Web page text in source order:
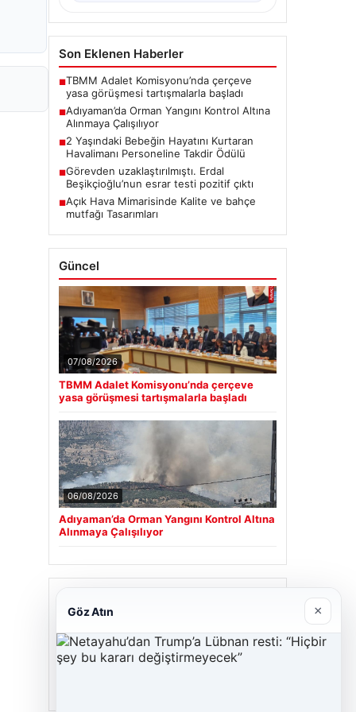
Son Eklenen Haberler
■TBMM Adalet Komisyonu’nda çerçeve
yasa görüşmesi tartışmalarla başladı
■Adıyaman’da Orman Yangını Kontrol Altına
Alınmaya Çalışılıyor
■2 Yaşındaki Bebeğin Hayatını Kurtaran
Havalimanı Personeline Takdir Ödülü
■Görevden uzaklaştırılmıştı. Erdal
Beşikçioğlu’nun esrar testi pozitif çıktı
■Açık Hava Mimarisinde Kalite ve bahçe
mutfağı Tasarımları
Güncel
07/08/2026
TBMM Adalet Komisyonu’nda çerçeve
yasa görüşmesi tartışmalarla başladı
06/08/2026
Adıyaman’da Orman Yangını Kontrol Altına
Alınmaya Çalışılıyor
Cengiz Sigorta
23/06/2026
Göz Atın ×